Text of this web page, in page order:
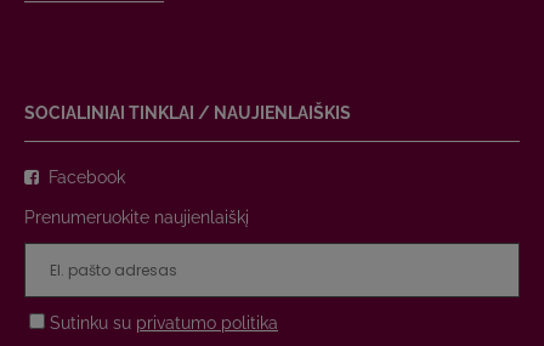
SOCIALINIAI TINKLAI / NAUJIENLAIŠKIS
Facebook
Prenumeruokite naujienlaiškį
Sutinku su privatumo politika